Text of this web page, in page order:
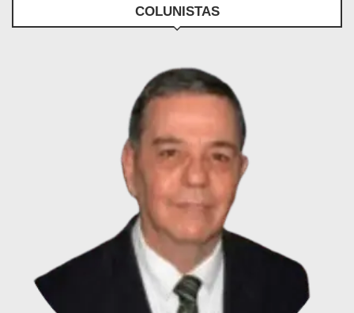
COLUNISTAS